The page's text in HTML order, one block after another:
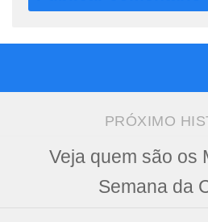
PRÓXIMO
Veja quem são os
Semana da